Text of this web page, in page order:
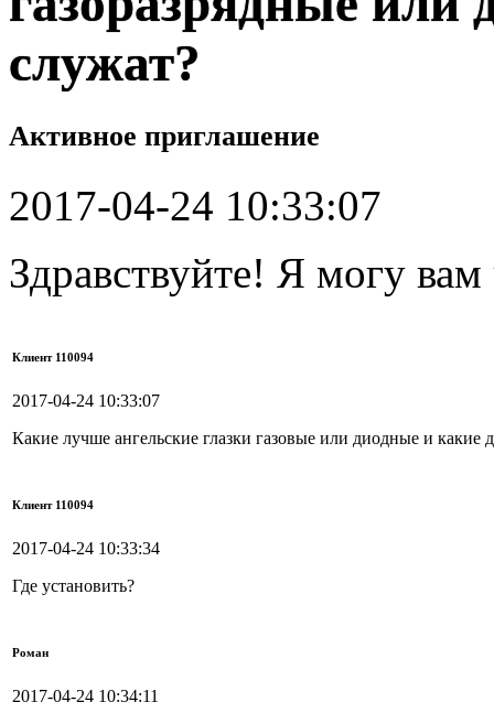
служат?
Активное приглашение
2017-04-24 10:33:07
Здравствуйте! Я могу
Клиент 110094
2017-04-24 10:33:07
Какие лучше ангельские глазки газовые или диодные и какие
Клиент 110094
2017-04-24 10:33:34
Где установить?
Роман
2017-04-24 10:34:11